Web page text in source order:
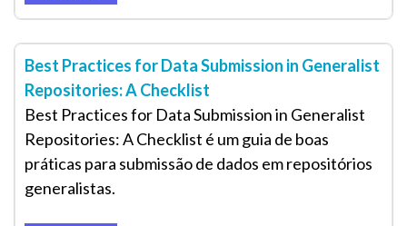
Best Practices for Data Submission in Generalist
Repositories: A Checklist
Best Practices for Data Submission in Generalist
Repositories: A Checklist é um guia de boas
práticas para submissão de dados em repositórios
generalistas.